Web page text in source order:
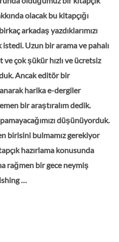
olacak bu kitapçığı
arkadaş yazdıklarımızı
Uzun bir arama ve pahalı
çok şükür hızlı ve ücretsiz
Ancak editör bir
harika e-dergiler
bir araştıralım dedik.
düşünüyorduk.
birisini bulmamız gerekiyor
hazırlama konusunda
rağmen bir gece neymiş
…